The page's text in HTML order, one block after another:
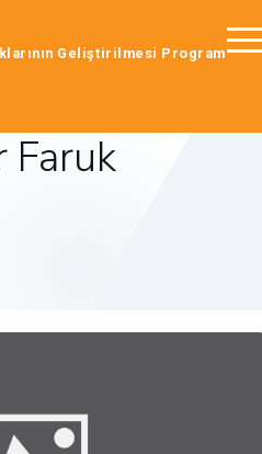
Geliştirilmesi Program
Faruk